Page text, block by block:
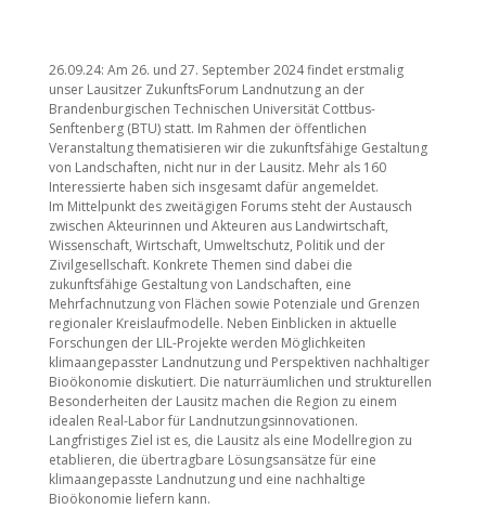
26.09.24: Am 26. und 27. September 2024 findet erstmalig
unser Lausitzer ZukunftsForum Landnutzung an der
Brandenburgischen Technischen Universität Cottbus-
Senftenberg (BTU) statt. Im Rahmen der öffentlichen
Veranstaltung thematisieren wir die zukunftsfähige Gestaltung
von Landschaften, nicht nur in der Lausitz. Mehr als 160
Interessierte haben sich insgesamt dafür angemeldet.
Im Mittelpunkt des zweitägigen Forums steht der Austausch
zwischen Akteurinnen und Akteuren aus Landwirtschaft,
Wissenschaft, Wirtschaft, Umweltschutz, Politik und der
Zivilgesellschaft. Konkrete Themen sind dabei die
zukunftsfähige Gestaltung von Landschaften, eine
Mehrfachnutzung von Flächen sowie Potenziale und Grenzen
regionaler Kreislaufmodelle. Neben Einblicken in aktuelle
Forschungen der LIL-Projekte werden Möglichkeiten
klimaangepasster Landnutzung und Perspektiven nachhaltiger
Bioökonomie diskutiert. Die naturräumlichen und strukturellen
Besonderheiten der Lausitz machen die Region zu einem
idealen Real-Labor für Landnutzungsinnovationen.
Langfristiges Ziel ist es, die Lausitz als eine Modellregion zu
etablieren, die übertragbare Lösungsansätze für eine
klimaangepasste Landnutzung und eine nachhaltige
Bioökonomie liefern kann.